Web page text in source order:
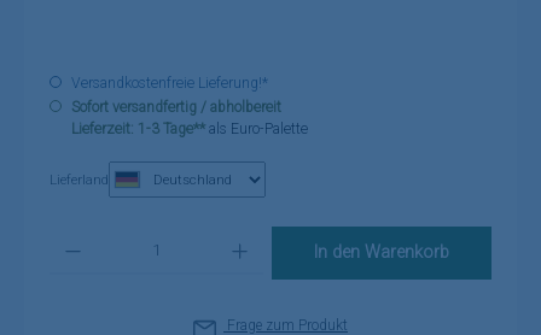
Versandkostenfreie Lieferung!*
Sofort versandfertig / abholbereit
Lieferzeit: 1-3 Tage** als Euro-Palette
Lieferland
In den Warenkorb
Frage zum Produkt